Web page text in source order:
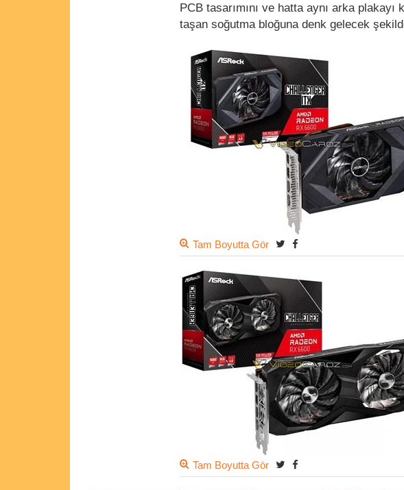
PCB tasarımını ve hatta aynı arka plakayı
taşan soğutma bloğuna denk gelecek
Tam Boyutta Gör
Tam Boyutta Gör